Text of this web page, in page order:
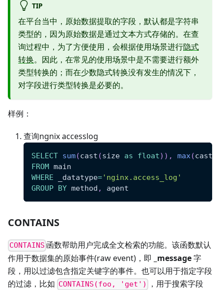
TIP
在平台当中，原始数据提取的字段，默认都是字符串
类型的，因为原始数据是通过文本方式存储的。在查
询过程中，为了方便使用，会根据使用场景进行隐式
转换。因此，在常见的使用场景中是不需要进行额外
类型转换的；而在少数隐式转换没有发生的情况下，
对字段进行类型转换是必要的。
样例：
查询ngnix accesslog
SELECT sum(cast (size as float) ) , max(cast
FROM main
WHERE _datatype='nginx.access_log'
GROUP BY method , agent
CONTAINS
CONTAINS 函数帮助用户完成全文检索的功能。该函数默认
作用于数据集的原始事件(raw event)，即
_message字
段，用以过滤包含指定关键字的事件。也可以用于指定字段
的过滤，比如 CONTAINS(foo, 'get') ，用于搜索字段